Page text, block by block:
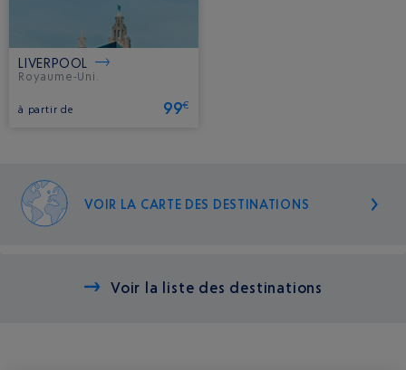
LIVERPOOL
Royaume-Uni.
à partir de 99€
VOIR LA CARTE DES DESTINATIONS
Voir la liste des destinations